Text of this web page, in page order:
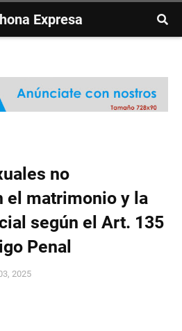
Expresa
no
el matrimonio y la
según el Art. 135
Penal
2025